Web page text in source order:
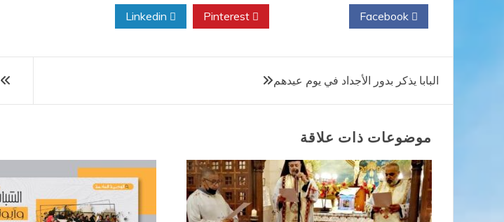
تصفّح
المقالات
البابا يذكر بدور الأجداد في يوم عيدهم
موضوعات ذات علاقة